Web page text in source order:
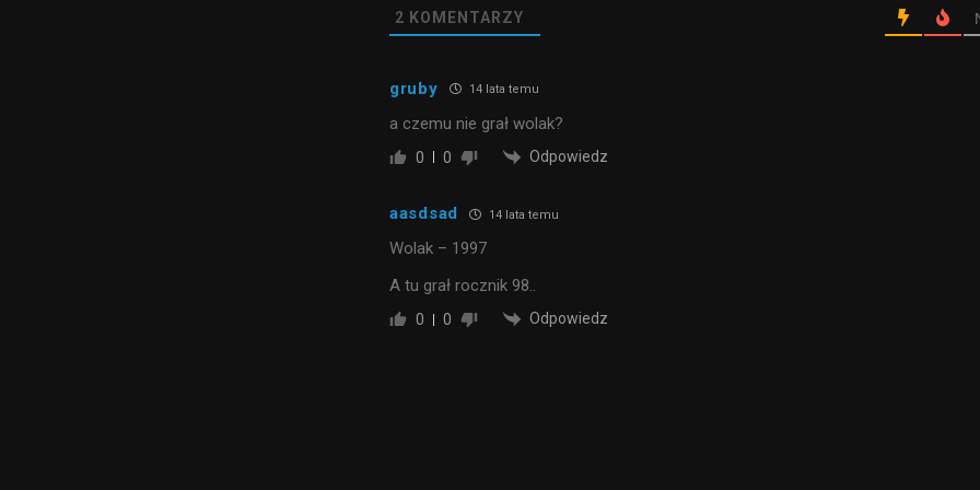
2 KOMENTARZY
gruby 14 lata temu
a czemu nie grał wolak?
0 0 Odpowiedz
aasdsad 14 lata temu
Wolak – 1997
A tu grał rocznik 98..
0 0 Odpowiedz